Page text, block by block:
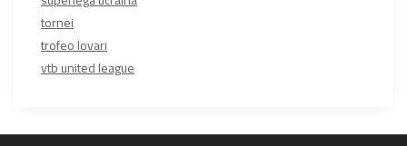
tornei
trofeo lovari
vtb united league